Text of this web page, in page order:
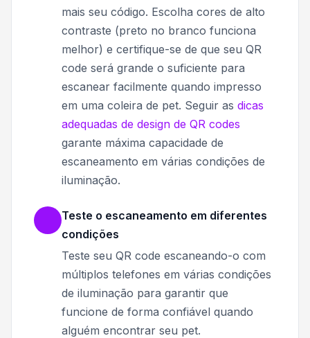
mais seu código. Escolha cores de alto
contraste (preto no branco funciona
melhor) e certifique-se de que seu QR
code será grande o suficiente para
escanear facilmente quando impresso
em uma coleira de pet. Seguir as dicas
adequadas de design de QR codes
garante máxima capacidade de
escaneamento em várias condições de
iluminação.
Teste o escaneamento em diferentes
condições
Teste seu QR code escaneando-o com
múltiplos telefones em várias condições
de iluminação para garantir que
funcione de forma confiável quando
alguém encontrar seu pet.